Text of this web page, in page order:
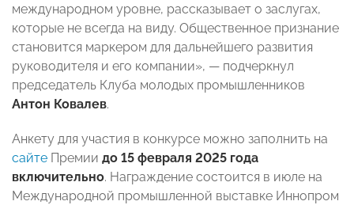
международном уровне, рассказывает о заслугах,
которые не всегда на виду. Общественное признание
становится маркером для дальнейшего развития
руководителя и его компании», — подчеркнул
председатель Клуба молодых промышленников
Антон Ковалев.
Анкету для участия в конкурсе можно заполнить на
сайте Премии до 15 февраля 2025 года
включительно. Награждение состоится в июле на
Международной промышленной выставке Иннопром